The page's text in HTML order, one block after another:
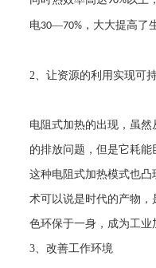
电30—70% ，大大提高了
2、让资源的利用实现可
电阻式加热的出现，虽
的排放问题，但是它耗能
这种电阻式加热模式也
术可以说是时代的产物
色环保于一身，成为工业
3、改善工作环境